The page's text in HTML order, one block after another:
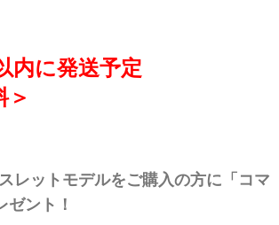
内に発送予定
＞
レットモデルをご購入の方に「コマ
ゼント！